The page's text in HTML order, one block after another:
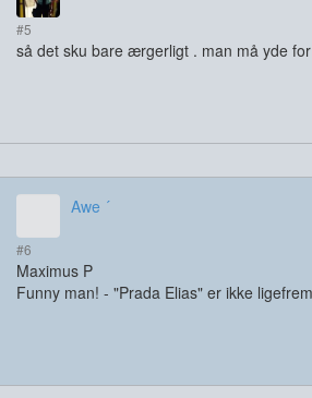
#5
så det sku bare ærgerligt . man må yde
Awe ´
#6
Maximus P
Funny man! - "Prada Elias" er ikke